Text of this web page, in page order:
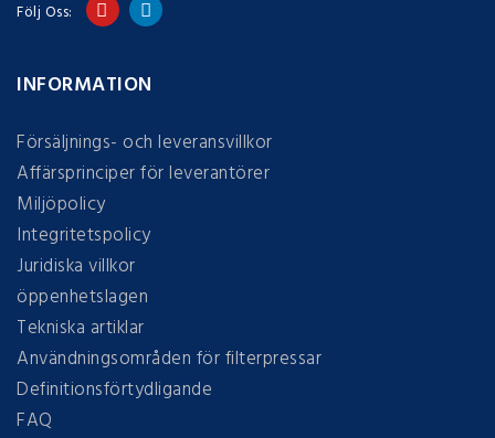
Följ Oss:
INFORMATION
Försäljnings- och leveransvillkor
Affärsprinciper för leverantörer
Miljöpolicy
Integritetspolicy
Juridiska villkor
öppenhetslagen
Tekniska artiklar
Användningsområden för filterpressar
Definitionsförtydligande
FAQ